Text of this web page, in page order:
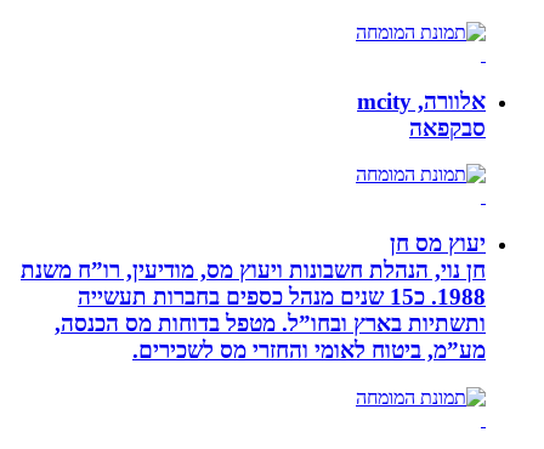
אלוורה, mcity
סבקפאה
יעוץ מס חן
חן נוי, הנהלת חשבונות ויעוץ מס, מודיעין, רו”ח משנת
1988. כ15 שנים מנהל כספים בחברות תעשייה
ותשתיות בארץ ובחו”ל. מטפל בדוחות מס הכנסה,
מע”מ, ביטוח לאומי והחזרי מס לשכירים.